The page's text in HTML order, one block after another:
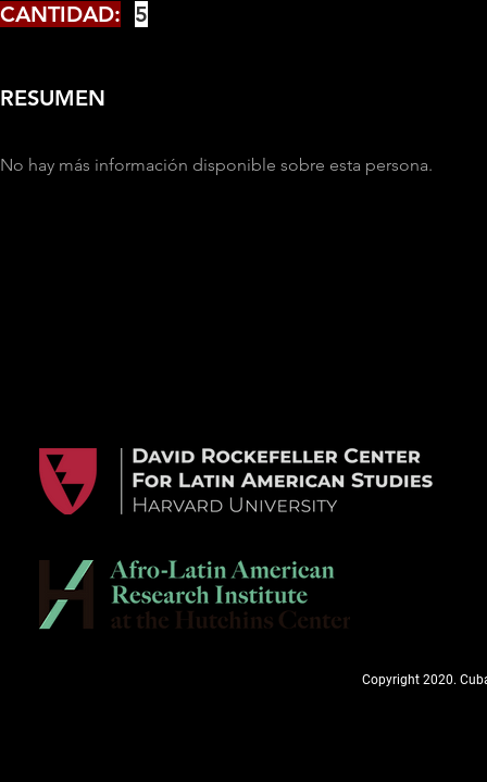
CANTIDAD: 5
RESUMEN
No hay más información disponible sobre esta persona.
Copyright 2020.